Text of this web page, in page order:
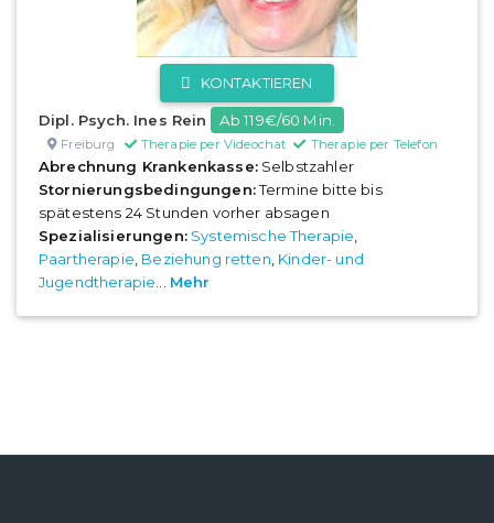
KONTAKTIEREN
Dipl. Psych. Ines Rein Ab 119€/60 Min.
Freiburg Therapie per Videochat Therapie per Telefon
Abrechnung Krankenkasse:Selbstzahler
Stornierungsbedingungen:Termine bitte bis
spätestens 24 Stunden vorher absagen
Spezialisierungen: Systemische Therapie
Paartherapie Beziehung retten Kinder- und
Jugendtherapie
Mehr